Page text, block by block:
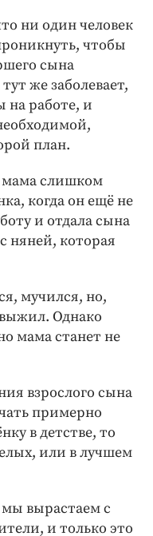
ни один человек
чтобы
сына
же заболевает,
на работе, и
план.
мама слишком
когда он ещё не
и отдала сына
няней, которая
мучился, но,
Однако
мама станет не
взрослого сына
примерно
в детстве, то
или в лучшем
вырастаем с
и только это